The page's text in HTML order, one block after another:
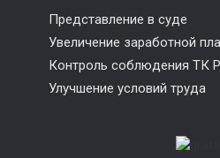
Представление в суде
Увеличение заработной
Контроль соблюдения ТК
Улучшение условий труда